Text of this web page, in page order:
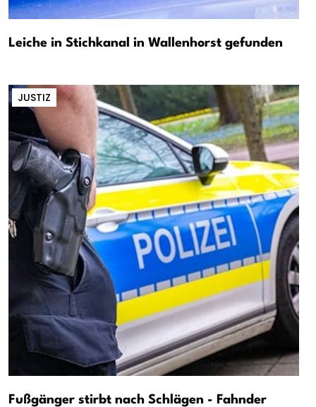
Leiche in Stichkanal in Wallenhorst gefunden
JUSTIZ
Fußgänger stirbt nach Schlägen - Fahnder